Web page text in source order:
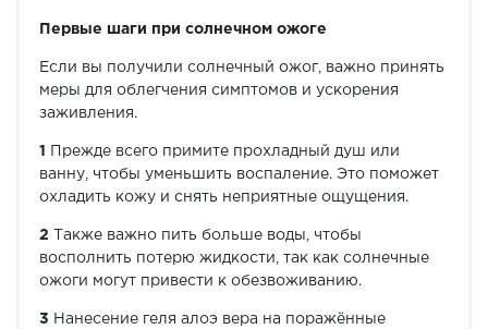
Первые шаги при солнечном ожоге
Если вы получили солнечный ожог, важно принять
меры для облегчения симптомов и ускорения
заживления.
1
Прежде всего примите прохладный душ или
ванну, чтобы уменьшить воспаление. Это поможет
охладить кожу и снять неприятные ощущения.
2
Также важно пить больше воды, чтобы
восполнить потерю жидкости, так как солнечные
ожоги могут привести к обезвоживанию.
3 Нанесение геля алоэ вера на поражённые